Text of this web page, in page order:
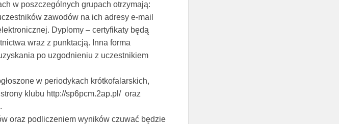
w poszczególnych grupach otrzymają:
zawodów na ich adresy e-mail
Dyplomy – certyfikaty będą
wraz z punktacją. Inna forma
po uzgodnieniu z uczestnikiem
w periodykach krótkofalarskich,
klubu http://sp6pcm.2ap.pl/ oraz
oraz podliczeniem wyników czuwać będzie